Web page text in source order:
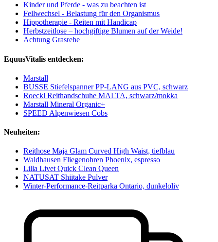
Kinder und Pferde - was zu beachten ist
Fellwechsel - Belastung für den Organismus
Hippotherapie - Reiten mit Handicap
Herbstzeitlose – hochgiftige Blumen auf der Weide!
Achtung Grasrehe
EquusVitalis entdecken:
Marstall
BUSSE Stiefelspanner PP-LANG aus PVC, schwarz
Roeckl Reithandschuhe MALTA, schwarz/mokka
Marstall Mineral Organic+
SPEED Alpenwiesen Cobs
Neuheiten:
Reithose Maja Glam Curved High Waist, tiefblau
Waldhausen Fliegenohren Phoenix, espresso
Lilla Livet Quick Clean Queen
NATUSAT Shiitake Pulver
Winter-Performance-Reitparka Ontario, dunkeloliv